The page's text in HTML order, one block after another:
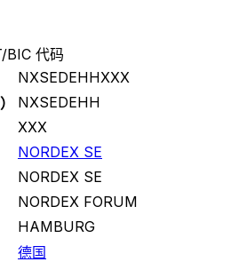
BIC 代码
NXSEDEHHXXX
NXSEDEHH
XXX
NORDEX SE
NORDEX SE
NORDEX FORUM
HAMBURG
德国